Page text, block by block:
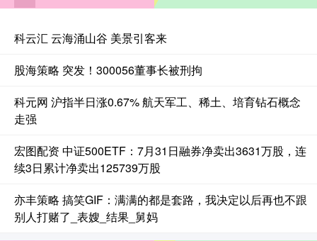
科云汇 云海涌山谷 美景引客来
股海策略 突发！300056董事长被刑拘
科元网 沪指半日涨0.67% 航天军工、稀土、培育钻石概念
走强
宏图配资 中证500ETF：7月31日融券净卖出3631万股，连
续3日累计净卖出125739万股
亦丰策略 搞笑GIF：满满的都是套路，我决定以后再也不跟
别人打赌了_表嫂_结果_舅妈